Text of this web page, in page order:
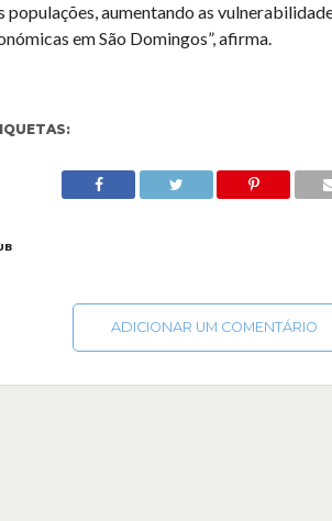
populações, aumentando as
em São Domingos”, afirma.
ADICIONAR UM COMENTÁRIO